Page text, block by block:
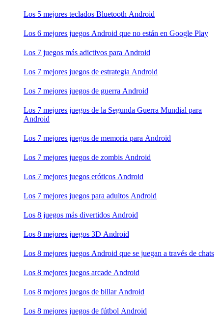
Los 5 mejores teclados Bluetooth Android
Los 6 mejores juegos Android que no están en Google Play
Los 7 juegos más adictivos para Android
Los 7 mejores juegos de estrategia Android
Los 7 mejores juegos de guerra Android
Los 7 mejores juegos de la Segunda Guerra Mundial para
Android
Los 7 mejores juegos de memoria para Android
Los 7 mejores juegos de zombis Android
Los 7 mejores juegos eróticos Android
Los 7 mejores juegos para adultos Android
Los 8 juegos más divertidos Android
Los 8 mejores juegos 3D Android
Los 8 mejores juegos Android que se juegan a través de chats
Los 8 mejores juegos arcade Android
Los 8 mejores juegos de billar Android
Los 8 mejores juegos de fútbol Android